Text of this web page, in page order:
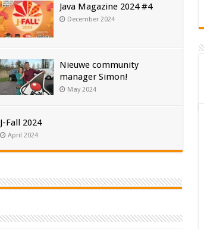
Java Magazine 2024 #4
December 2024
Nieuwe community
manager Simon!
May 2024
J-Fall 2024
April 2024